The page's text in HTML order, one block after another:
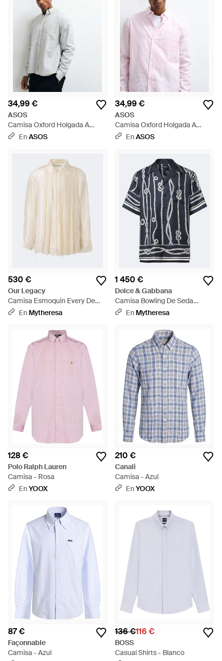
34,99 €
ASOS
Camisa Oxford Holgada A
Rayas En Verde Salvia - Gris
EnASOS
34,99 €
ASOS
Camisa Oxford Holgada A
Rayas En Rosa Claro - Rosa
EnASOS
530 €
Our Legacy
Camisa Esmoquin Every De
Georgette - Blanco
En Mytheresa
1 450 €
Dolce & Gabbana
Camisa Bowling De Seda
Estampada - Negro
En Mytheresa
128 €
Polo Ralph Lauren
Camisa - Rosa
EnYOOX
210 €
Canali
Camisa - Azul
EnYOOX
87 €
Façonnable
Camisa - Azul
136 €116 €
BOSS
Casual Shirts - Blanco